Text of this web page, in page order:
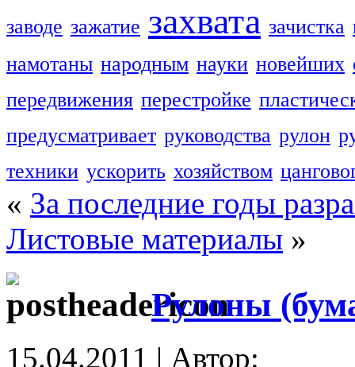
заводе зажатие захвата зачистка
намотаны народным науки новейших
передвижения перестройке
предусматривает руководства рулон
техники ускорить хозяйством
« За последние годы
Листовые материалы »
Рулоны
15.04.2011 | Автор: